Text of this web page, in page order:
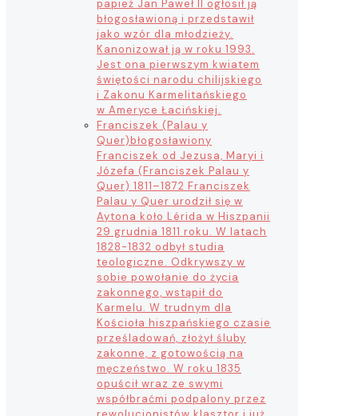
papież Jan Paweł II ogłosił ją
błogosławioną i przedstawił
jako wzór dla młodzieży.
Kanonizował ją w roku 1993.
Jest ona pierwszym kwiatem
świętości narodu chilijskiego
i Zakonu Karmelitańskiego
w Ameryce Łacińskiej.
Franciszek (Palau y
Quer)błogosławiony
Franciszek od Jezusa, Maryi i
Józefa (Franciszek Palau y
Quer) 1811–1872 Franciszek
Palau y Quer urodził się w
Aytona koło Lérida w Hiszpanii
29 grudnia 1811 roku. W latach
1828-1832 odbył studia
teologiczne. Odkrywszy w
sobie powołanie do życia
zakonnego, wstąpił do
Karmelu. W trudnym dla
Kościoła hiszpańskiego czasie
prześladowań, złożył śluby
zakonne, z gotowością na
męczeństwo. W roku 1835
opuścił wraz ze swymi
współbraćmi podpalony przez